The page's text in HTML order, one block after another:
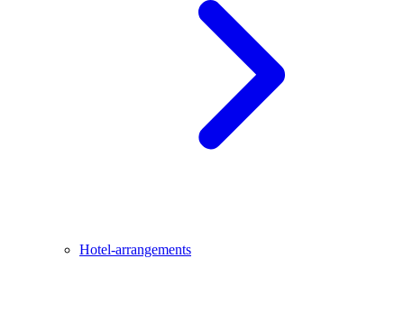
Hotel-arrangements